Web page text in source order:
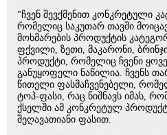
"ჩვენ შევქმენით კონკრეტული
რომელიც საკუთარ თავში
მოხმარების პროდუქტის
ფქვილი, ზეთი, მაკარონი,
პროდუქტი, რომელიც ჩვენი
განუყოფელი ნაწილია. ჩვენს
წითელი ფასმაჩვენებელი,
ტოპ-ფასი, რაც ნიშნავს იმას,
ქსელში ამ კონკრეტულ
შეღავათიანი ფასით.